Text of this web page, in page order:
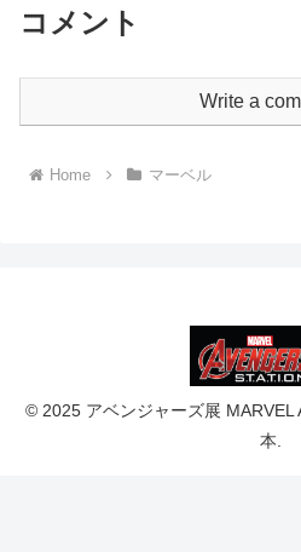
コメント
Write a
Home マーベル
© 2025 アベンジャーズ展 MARVEL
本.